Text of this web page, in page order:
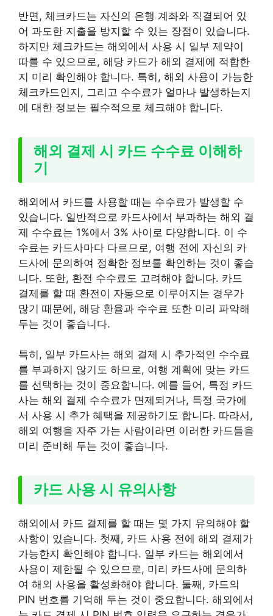
반면, 체크카드는 자신의 은행 계좌와 직결되어 있
어 과도한 지출을 방지할 수 있는 장점이 있습니다.
하지만 체크카드는 해외에서 사용 시 일부 제약이
따를 수 있으므로, 해당 카드가 해외 결제에 적합한
지 미리 확인해야 합니다. 특히, 해외 사용이 가능한
체크카드인지, 그리고 수수료가 얼마나 발생하는지
에 대한 정보는 필수적으로 체크해야 합니다.
해외 결제 시 카드 수수료 이해하
기
해외에서 카드를 사용할 때는 수수료가 발생할 수
있습니다. 일반적으로 카드사에서 부과하는 해외 결
제 수수료는 1%에서 3% 사이로 다양합니다. 이 수
수료는 카드사마다 다르므로, 여행 전에 자신의 카
드사에 문의하여 정확한 정보를 확인하는 것이 좋습
니다. 또한, 환전 수수료도 고려해야 합니다. 카드
결제를 할 때 환전이 자동으로 이루어지는 경우가
많기 때문에, 해당 환율과 수수료 또한 미리 파악해
두는 것이 좋습니다.
특히, 일부 카드사는 해외 결제 시 추가적인 수수료
를 부과하지 않기도 하므로, 여행 계획에 맞는 카드
를 선택하는 것이 중요합니다. 예를 들어, 특정 카드
사는 해외 결제 수수료가 면제되거나, 특정 국가에
서 사용 시 추가 혜택을 제공하기도 합니다. 따라서,
해외 여행을 자주 가는 사람이라면 이러한 카드들을
미리 준비해 두는 것이 좋습니다.
카드 사용 시 유의사항
해외에서 카드 결제를 할 때는 몇 가지 유의해야 할
사항이 있습니다. 첫째, 카드 사용 전에 해외 결제가
가능한지 확인해야 합니다. 일부 카드는 해외에서
사용이 제한될 수 있으므로, 미리 카드사에 문의하
여 해외 사용을 활성화해야 합니다. 둘째, 카드의
PIN 번호를 기억해 두는 것이 중요합니다. 해외에서